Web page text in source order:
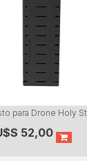
para Drone Holy
52,00